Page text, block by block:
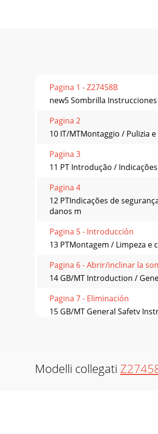
Pagina 1 - Z27458B
new5 Sombrilla
Pagina 2
10 IT/MTMontaggio / Pulizia
Pagina 3
11 PT Introdução /
Pagina 4
12 PTIndicações de
danos m
Pagina 5 - Introducción
13 PTMontagem / Limpeza
Pagina 6 - Abrir/inclinar la
14 GB/MT Introduction /
Pagina 7 - Eliminación
15 GB/MT General Safety
Pagina 9 - Montaggio
17 DE/AT/CHEinleitung /
Modelli collegati